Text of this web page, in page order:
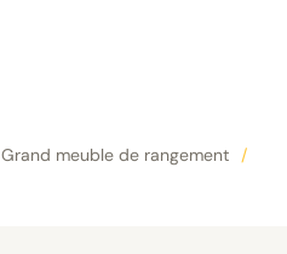
Grand meuble de rangement
/